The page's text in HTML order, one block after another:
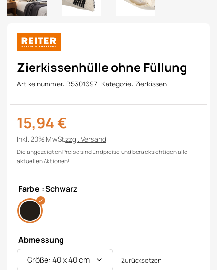
Zierkissenhülle ohne Füllung
Artikelnummer: B5301697 Kategorie: Zierkissen
15,94€
Inkl. 20% MwSt.zzgl.Versand
Die angezeigten Preise sind Endpreise und berücksichtigen alle
aktuellen Aktionen!
Farbe : Schwarz
Abmessung
Zurücksetzen